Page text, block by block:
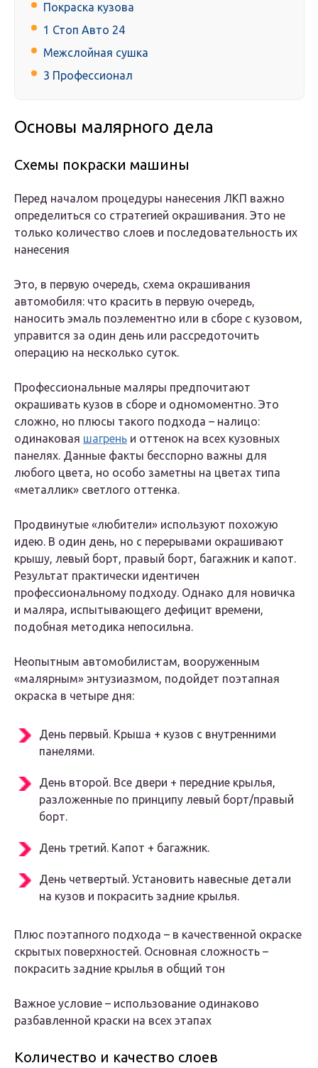
Покраска кузова
1 Стоп Авто 24
Межслойная сушка
3 Профессионал
Основы малярного дела
Схемы покраски машины
Перед началом процедуры нанесения ЛКП важно
определиться со стратегией окрашивания. Это не
только количество слоев и последовательность их
нанесения
Это, в первую очередь, схема окрашивания
автомобиля: что красить в первую очередь,
наносить эмаль поэлементно или в сборе с кузовом,
управится за один день или рассредоточить
операцию на несколько суток.
Профессиональные маляры предпочитают
окрашивать кузов в сборе и одномоментно. Это
сложно, но плюсы такого подхода – налицо:
одинаковая шагрень и оттенок на всех кузовных
панелях. Данные факты бесспорно важны для
любого цвета, но особо заметны на цветах типа
«металлик» светлого оттенка.
Продвинутые «любители» используют похожую
идею. В один день, но с перерывами окрашивают
крышу, левый борт, правый борт, багажник и капот.
Результат практически идентичен
профессиональному подходу. Однако для новичка
и маляра, испытывающего дефицит времени,
подобная методика непосильна.
Неопытным автомобилистам, вооруженным
«малярным» энтузиазмом, подойдет поэтапная
окраска в четыре дня:
День первый. Крыша + кузов с внутренними
панелями.
День второй. Все двери + передние крылья,
разложенные по принципу левый борт/правый
борт.
День третий. Капот + багажник.
День четвертый. Установить навесные детали
на кузов и покрасить задние крылья.
Плюс поэтапного подхода – в качественной окраске
скрытых поверхностей. Основная сложность –
покрасить задние крылья в общий тон
Важное условие – использование одинаково
разбавленной краски на всех этапах
Количество и качество слоев